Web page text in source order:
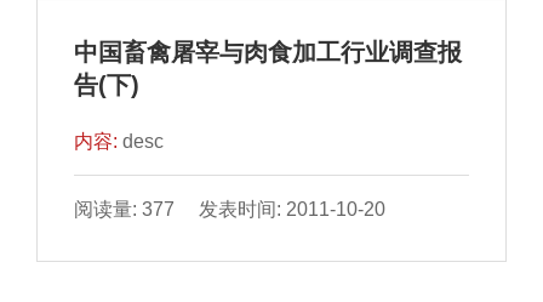
中国畜禽屠宰与肉食加工行业调查报
告(下)
内容:desc
阅读量: 377 发表时间: 2011-10-20